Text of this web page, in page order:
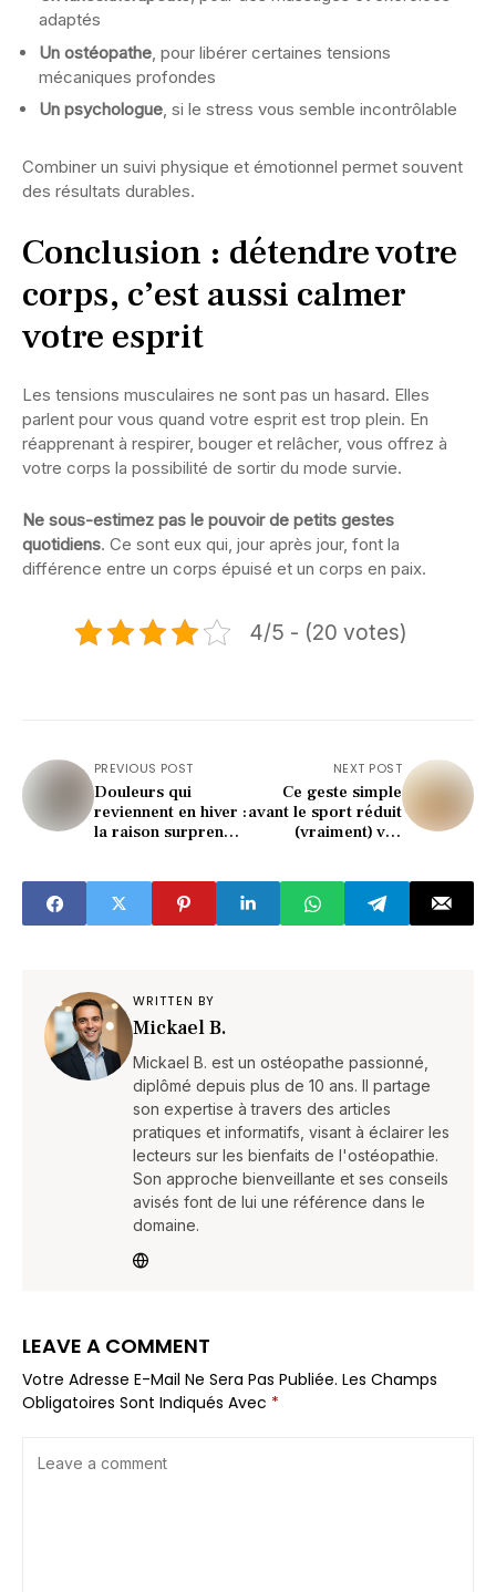
adaptés
Un ostéopathe , pour libérer certaines tensions
mécaniques profondes
Un psychologue, si le stress vous semble incontrôlable
Combiner un suivi physique et émotionnel permet souvent
des résultats durables.
Conclusion : détendre votre
corps, c’est aussi calmer
votre esprit
Les tensions musculaires ne sont pas un hasard. Elles
parlent pour vous quand votre esprit est trop plein. En
réapprenant à respirer, bouger et relâcher, vous offrez à
votre corps la possibilité de sortir du mode survie.
Ne sous-estimez pas le pouvoir de petits gestes
quotidiens. Ce sont eux qui, jour après jour, font la
différence entre un corps épuisé et un corps en paix.
4/5 - (20 votes)
PREVIOUS POST
Douleurs qui
reviennent en hiver :
la raison surprend
NEXT POST
Ce geste simple
avant le sport réduit
(vraiment) vos
WRITTEN BY
Mickael B.
Mickael B. est un ostéopathe passionné,
diplômé depuis plus de 10 ans. Il partage
son expertise à travers des articles
pratiques et informatifs, visant à éclairer les
lecteurs sur les bienfaits de l'ostéopathie.
Son approche bienveillante et ses conseils
avisés font de lui une référence dans le
domaine.
LEAVE A COMMENT
Votre Adresse E-Mail Ne Sera Pas Publiée. Les Champs
Obligatoires Sont Indiqués Avec *